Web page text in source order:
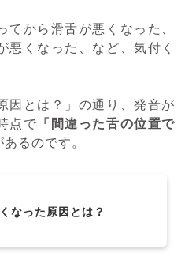
から滑舌が悪くなった、
悪くなった、など、気付く
とは？」の通り、発音が
点で 「間違った舌の位置で
るのです。
なった原因とは？